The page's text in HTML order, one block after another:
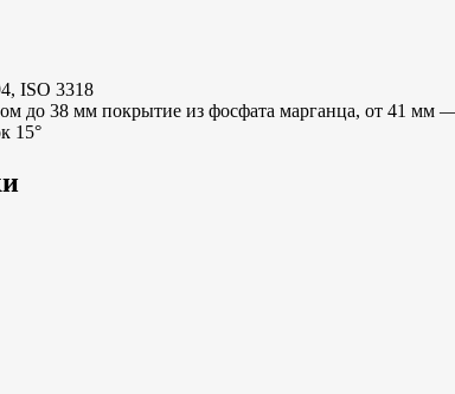
ISO 3318
до 38 мм покрытие из фосфата марганца, от 41 мм —
15°